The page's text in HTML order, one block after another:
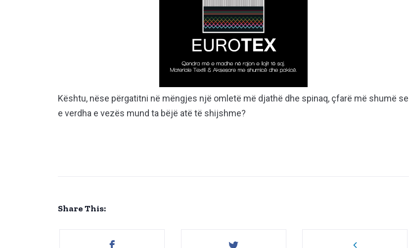
Kështu, nëse përgatitni në mëngjes një omletë më djathë dhe spinaq, çfarë më shumë se
e verdha e vezës mund ta bëjë atë të shijshme?
Share This: